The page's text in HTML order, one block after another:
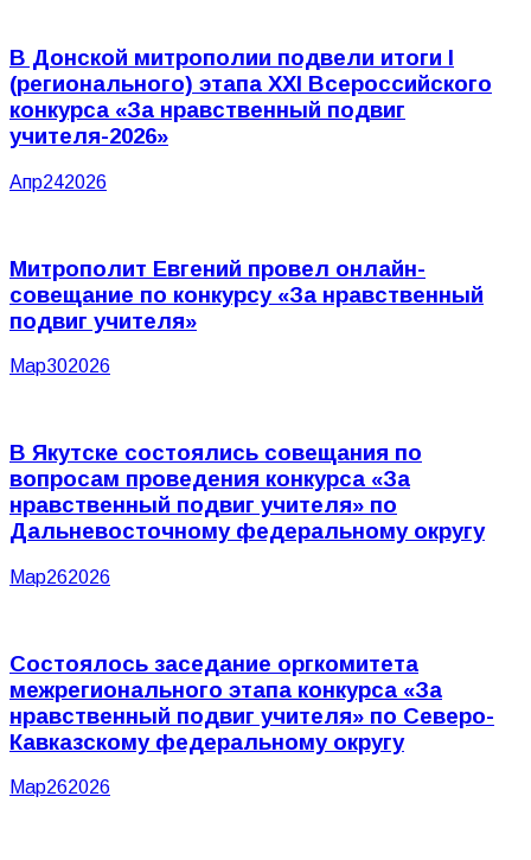
В Донской митрополии подвели итоги I
(регионального) этапа XXI Всероссийского
конкурса «За нравственный подвиг
учителя-2026»
Апр242026
Митрополит Евгений провел онлайн-
совещание по конкурсу «За нравственный
подвиг учителя»
Мар302026
В Якутске состоялись совещания по
вопросам проведения конкурса «За
нравственный подвиг учителя» по
Дальневосточному федеральному округу
Мар262026
Состоялось заседание оргкомитета
межрегионального этапа конкурса «За
нравственный подвиг учителя» по Северо-
Кавказскому федеральному округу
Мар262026